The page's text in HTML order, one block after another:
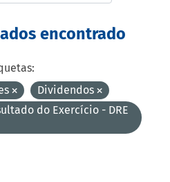
encontrado
Dividendos
do Exercício - DRE